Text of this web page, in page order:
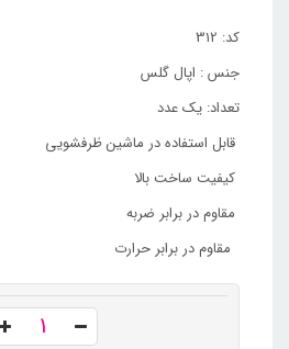
کد: 312
جنس : اپال گلس
تعداد: یک عدد
قابل استفاده در ماشین ظرفشویی
کیفیت ساخت بالا
مقاوم در برابر ضربه
مقاوم در برابر حرارت